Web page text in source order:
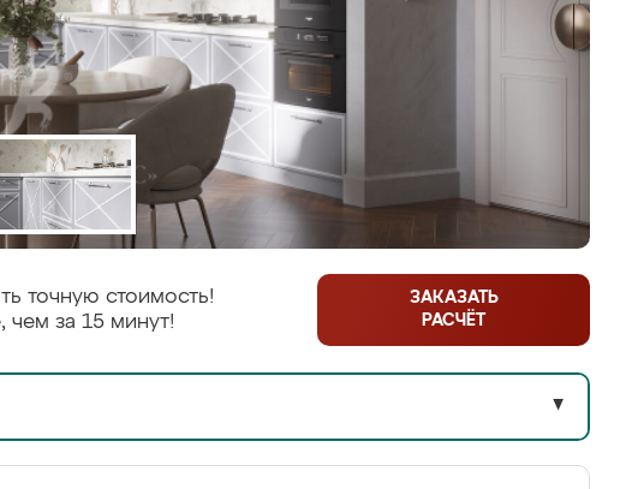
точную стоимость!
чем за 15 минут!
ЗАКАЗАТЬ
РАСЧЁТ
▼